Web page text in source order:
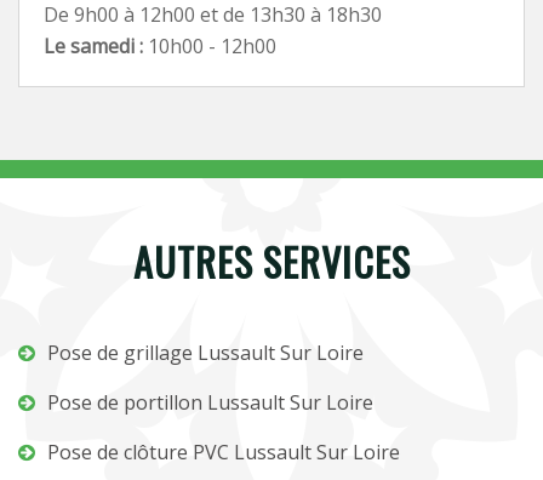
De 9h00 à 12h00 et de 13h30 à 18h30
Le samedi : 10h00 - 12h00
AUTRES SERVICES
Pose de grillage Lussault Sur Loire
Pose de portillon Lussault Sur Loire
Pose de clôture PVC Lussault Sur Loire